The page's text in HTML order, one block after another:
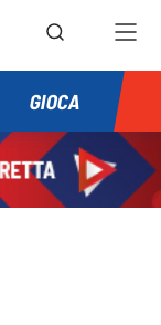
GIOCA